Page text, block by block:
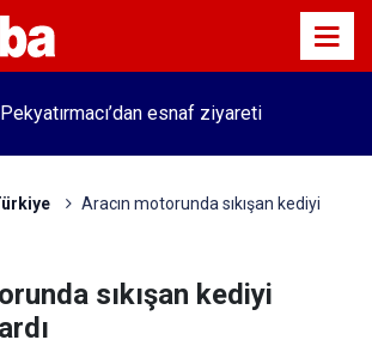
esnaf ziyareti
Aracın motorunda sıkışan kediyi
sıkışan kediyi